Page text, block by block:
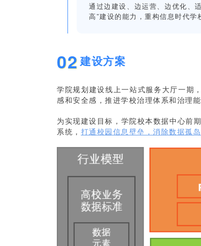
通过边建设、边运营、边优化、
高”建设的能力，重构信息时代学
02建设方案
学院规划建设线上一站式服务大厅一期，
感和安全感，推进学校治理体系和治理能
为实现建设目标，学院校本数据中心前
系统， 打通校园信息壁垒，消除数据孤岛